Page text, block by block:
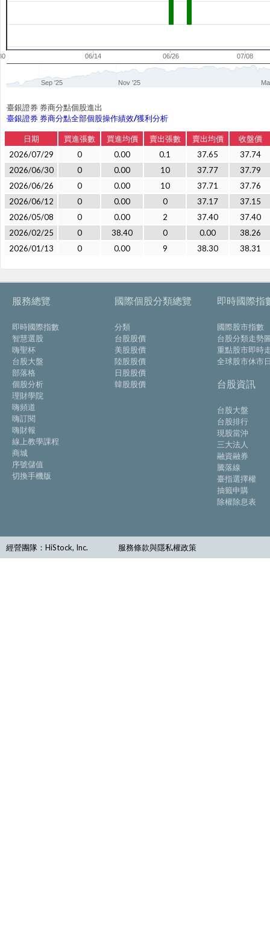
06/14 06/26 07/08
Sep '25 Nov '25
臺銀證券 券商分點個股進出
臺銀證券 券商分點全部個股操作績效/獲利分析
日期 買進張數 買進均價 賣出張數 賣出均價
收盤價
2026/07/29
0 0.00 0.1 37.65
37.74
2026/06/30
0 0.00 10 37.77
37.79
2026/06/26
0 0.00 10 37.71
37.76
2026/06/12
0 0.00 0 37.17
37.15
2026/05/08
0 0.00 2 37.40
37.40
2026/02/25
0 38.40 0 0.00
38.26
2026/01/13
0 0.00 9 38.30 38.31
服務總覽
即時國際指數
智慧選股
嗨聖杯
台股大盤
部落格
個股分析
理財學院
嗨頻道
嗨訂閱
嗨財報
線上教學課程
商城
序號儲值
切換手機版
國際個股分類總覽
分類
台股股價
美股股價
陸股股價
日股股價
韓股股價
即時國際指
國際股市指數
台股分類走勢
重點股市即時
全球股市休市
台股資訊
台股大盤
台股排行
現股當沖
三大法人
融資融券
騰落線
臺指選擇權
抽籤申購
除權除息表
經營團隊：HiStock, Inc. 服務條款與隱私權政策